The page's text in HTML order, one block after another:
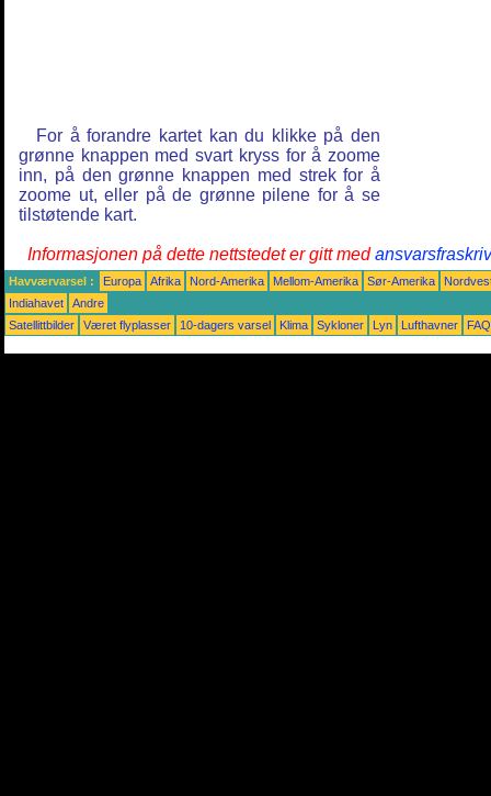
For å forandre kartet kan du klikke på den
grønne knappen med svart kryss for å zoome
inn, på den grønne knappen med strek for å
zoome ut, eller på de grønne pilene for å se
tilstøtende kart.
Informasjonen på dette nettstedet er gitt med
Havværvarsel : Europa Afrika Nord-Amerika Mellom-Amerika Sør-Amerika
Indiahavet
Andre
Satellittbilder
Været flyplasser 10-dagers varsel Klima Sykloner Lyn Lufthavner FAQ